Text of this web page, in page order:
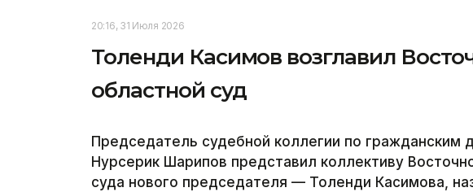
20:16, 31 Июля 2026
Толенди Касимов возглавил
областной суд
Председатель судебной коллегии по гражданским
Нурсерик Шарипов представил коллективу
суда нового председателя — Толенди Касимова,